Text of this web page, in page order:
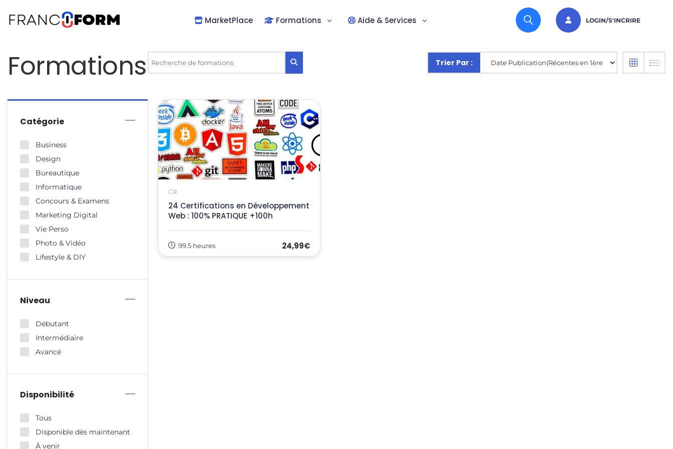
MarketPlace Formations Aide & Services LOGIN/S'INCRIRE
Formations Trier Par :
Catégorie
Business
Design
Bureautique
Informatique
Concours & Examens
Marketing Digital
Vie Perso
Photo & Vidéo
Lifestyle & DIY
Niveau
Débutant
Intermédiaire
Avancé
Disponibilité
Tous
Disponible dès maintenant
À venir
C#
24 Certifications en Développement
Web : 100% PRATIQUE +100h
99.5 heures 24,99€